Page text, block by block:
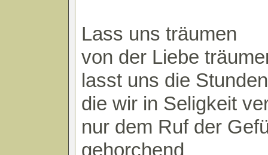
Lass uns träumen
von der Liebe
lasst uns die
die wir in Seligkeit
nur dem Ruf der
gehorchend